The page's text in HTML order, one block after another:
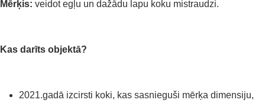
Mērķis: veidot egļu un dažādu lapu koku mistraudzi.
Kas darīts objektā?
2021.gadā izcirsti koki, kas sasnieguši mērķa dimensiju,